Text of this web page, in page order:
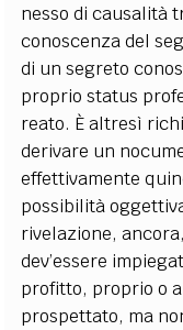
nesso di causalità
conoscenza del
di un segreto
proprio status
reato. È altresì
derivare un
effettivamente
possibilità
rivelazione,
dev’essere
profitto, proprio o
prospettato, ma